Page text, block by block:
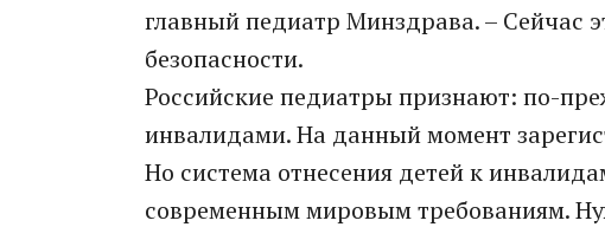
главный педиатр Минздрава. – Сейчас
безопасности.
Российские педиатры признают: по-
инвалидами. На данный момент
Но система отнесения детей к
современным мировым требованиям.